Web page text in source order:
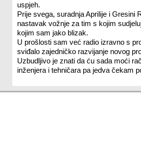
uspjeh.
Prije svega, suradnja Aprilije i Gresini
nastavak vožnje za tim s kojim
kojim sam jako blizak.
U prošlosti sam već radio izravno s
sviđalo zajedničko razvijanje novog
Uzbudljivo je znati da ću sada moći
inženjera i tehničara pa jedva čekam